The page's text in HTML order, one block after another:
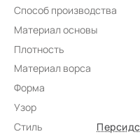
Способ производства
Материал основы
Плотность
Материал ворса
Форма
Узор
Стиль